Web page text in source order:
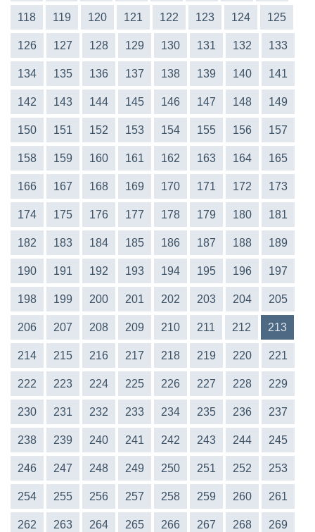
118 119 120 121 122 123 124 125
126 127 128 129 130 131 132 133
134 135 136 137 138 139 140 141
142 143 144 145 146 147 148 149
150 151 152 153 154 155 156 157
158 159 160 161 162 163 164 165
166 167 168 169 170 171 172 173
174 175 176 177 178 179 180 181
182 183 184 185 186 187 188 189
190 191 192 193 194 195 196 197
198 199 200 201 202 203 204 205
206 207 208 209 210 211 212 213
214 215 216 217 218 219 220 221
222 223 224 225 226 227 228 229
230 231 232 233 234 235 236 237
238 239 240 241 242 243 244 245
246 247 248 249 250 251 252 253
254 255 256 257 258 259 260 261
262 263 264 265 266 267 268 269